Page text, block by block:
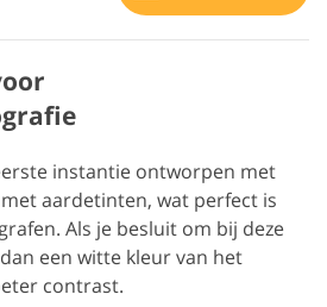
instantie ontworpen met
aardetinten, wat perfect is
Als je besluit om bij deze
een witte kleur van het
contrast.